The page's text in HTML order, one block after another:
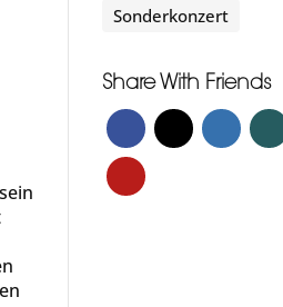
Sonderkonzert
Share With Friends